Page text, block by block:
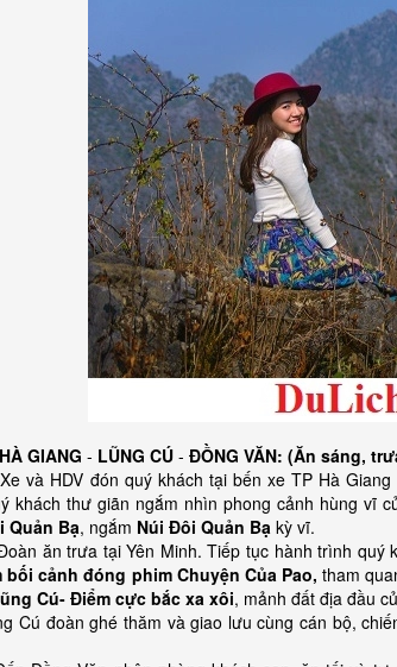
GIANG - LŨNG CÚ - ĐỒNG VĂN: (Ăn sáng,
Xe và HDV đón quý khách tại bến xe TP Hà
khách thư giãn ngắm nhìn phong cảnh hùng vĩ
Quản Bạ, ngắm Núi Đôi Quản Bạ kỳ vĩ.
ăn trưa tại Yên Minh. Tiếp tục hành trình quý
bối cảnh đóng phim Chuyện Của Pao,tham
Cú- Điểm cực bắc xa xôi, mảnh đất địa đầu
Cú đoàn ghé thăm và giao lưu cùng cán bộ,